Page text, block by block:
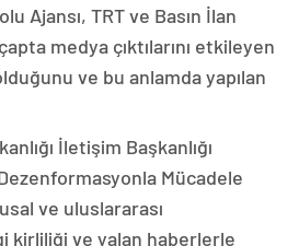
Ajansı, TRT ve Basın İlan
medya çıktılarını etkileyen
ve bu anlamda yapılan
İletişim Başkanlığı
Mücadele
ve uluslararası
kirliliği ve yalan haberlerle